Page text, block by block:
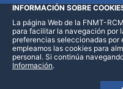
LinkedInFacebook
INFORMACIÓN SOBRE
La página Web de la FNMT-
para facilitar la navegación por
preferencias seleccionadas por
empleamos las cookies para
personal. Si continúa
Información.